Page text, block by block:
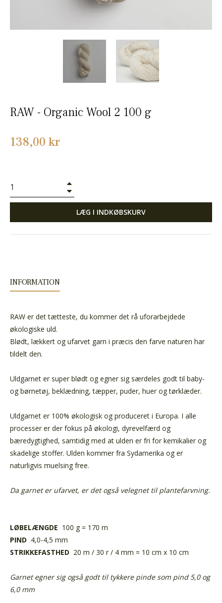
RAW - Organic Wool 2 100 g
Normalpris
138,00 kr
LÆG I INDKØBSKURV
INFORMATION
RAW er det tætteste, du kommer det rå uforarbejdede
økologiske uld.
Blødt, lækkert og ufarvet garn i præcis den farve naturen har
tildelt den.
Uldgarnet er super blødt og egner sig særdeles godt til baby-
og børnetøj, beklædning, tæpper, puder, huer og tørklæder.
Uldgarnet er 100% økologisk og produceret i Europa. I alle
processer er der fokus på økologi, dyrevelfærd og
bæredygtighed, samtidig med at ulden er fri for kemikalier og
skadelige stoffer. Ulden kommer fra Sydamerika og er
naturligvis muelsing free.
Da garnet er ufarvet, er det også velegnet til plantefarvning.
LØBELÆNGDE 100 g = 170 m
PIND 4,0-4,5 mm
STRIKKEFASTHED 20 m / 30 r / 4 mm = 10 cm x 10 cm
Garnet egner sig også godt til tykkere pinde som pind 5,0 og
6,0 mm